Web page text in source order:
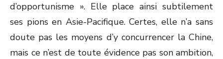
d’opportunisme ». Elle place ainsi subtilement
ses pions en Asie-Pacifique. Certes, elle n’a sans
doute pas les moyens d’y concurrencer la Chine,
mais ce n’est de toute évidence pas son ambition,